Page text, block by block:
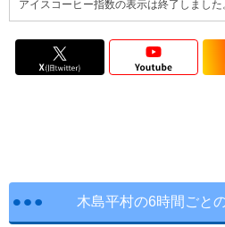
アイスコーヒー指数の表示は終了しました
木島平村の6時間ごと